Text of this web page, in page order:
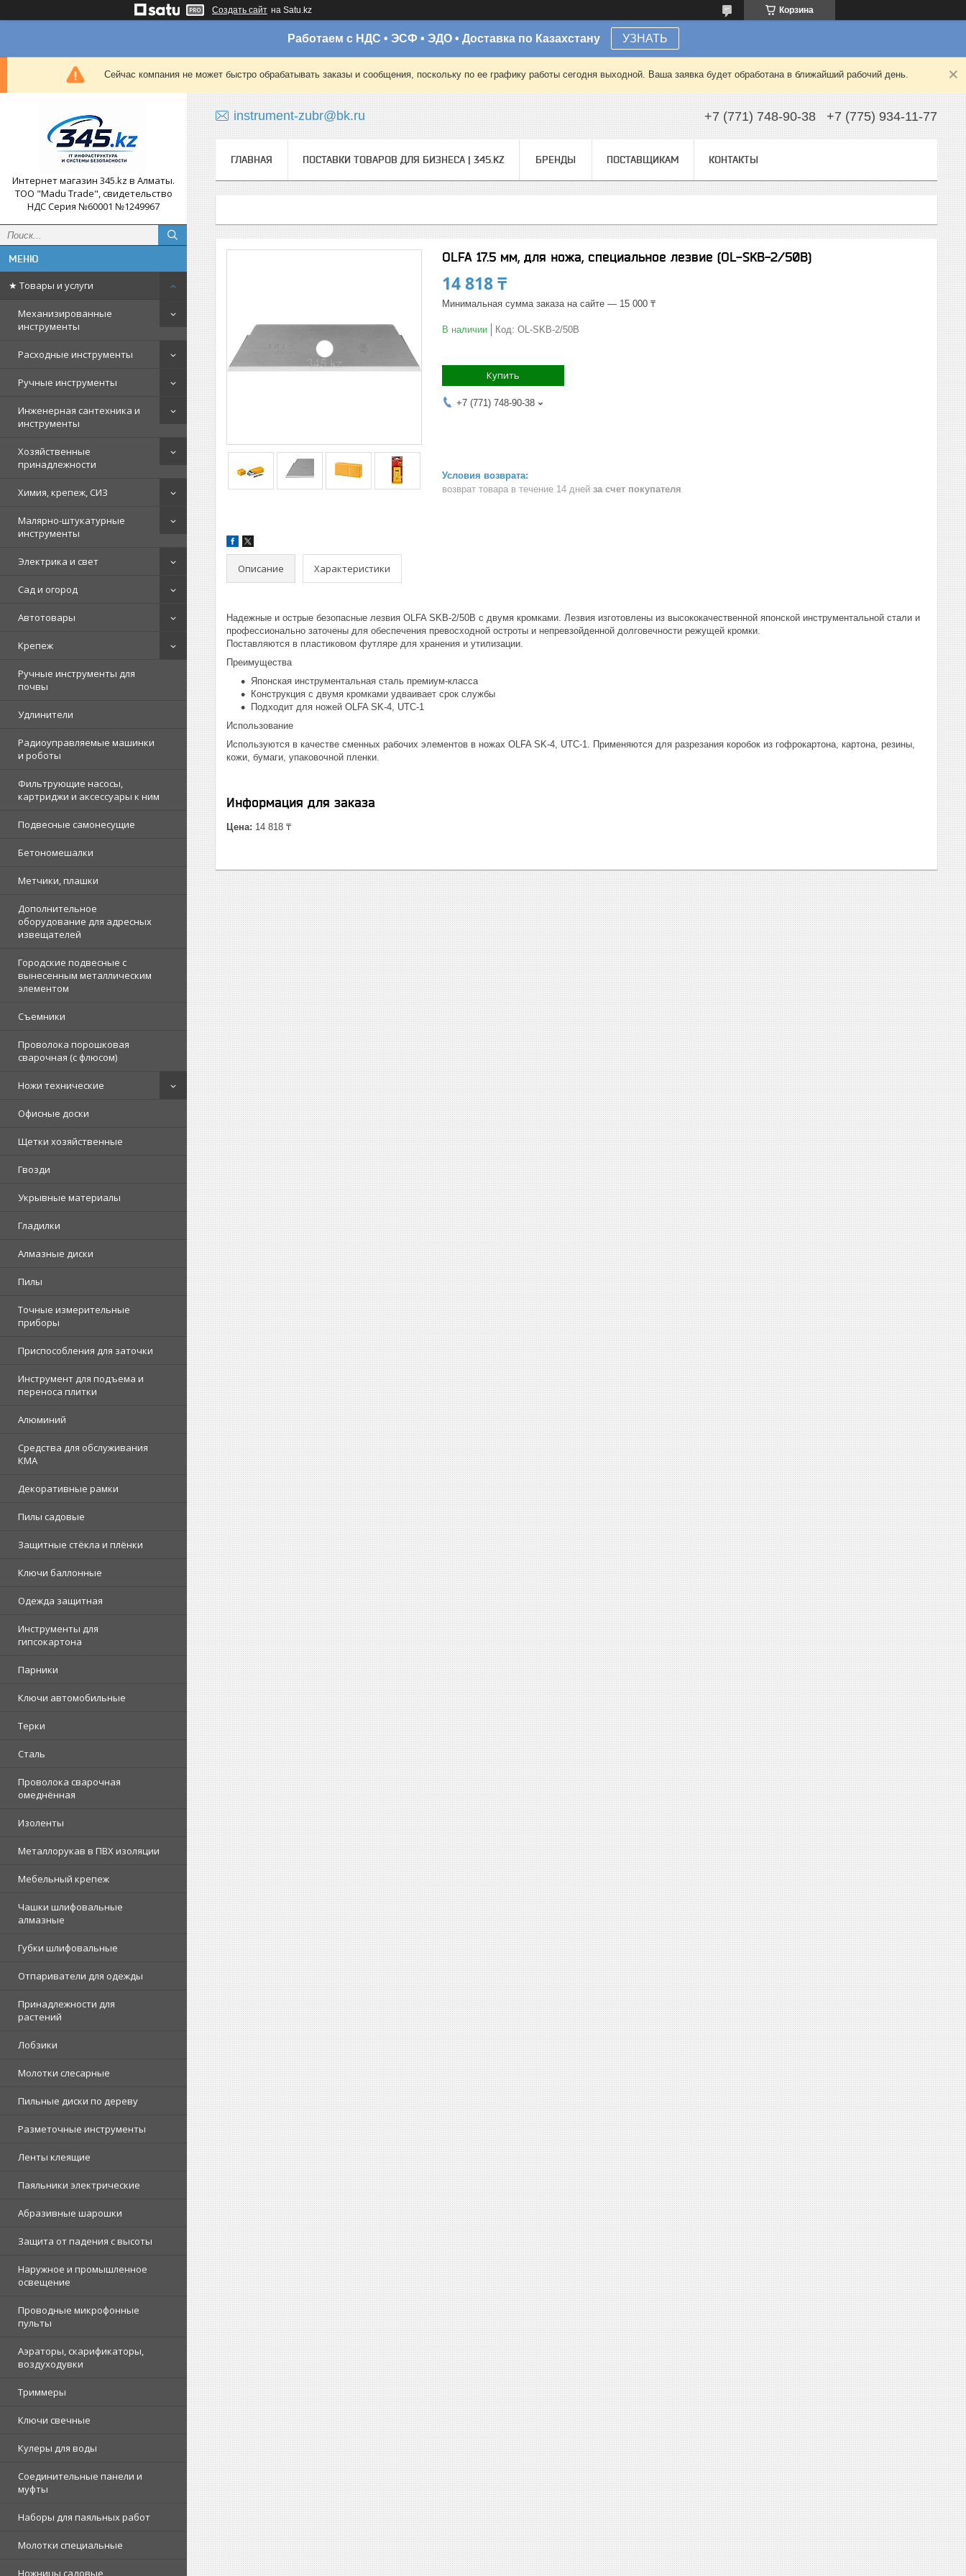
Создать сайт на Satu.kz Корзина
Работаем с НДС • ЭСФ • ЭДО • Доставка по Казахстану УЗНАТЬ
Сейчас компания не может быстро обрабатывать заказы и сообщения, поскольку по ее графику работы сегодня выходной. Ваша заявка будет обработана в ближайший рабочий день.
Интернет магазин 345.kz в Алматы.
ТОО "Madu Trade", свидетельство
НДС Серия №60001 №1249967
★ Товары и услуги
Механизированные
инструменты
Расходные инструменты
Ручные инструменты
Инженерная сантехника и
инструменты
Хозяйственные
принадлежности
Химия, крепеж, СИЗ
Малярно-штукатурные
инструменты
Электрика и свет
Сад и огород
Автотовары
Крепеж
Ручные инструменты для
почвы
Удлинители
Радиоуправляемые машинки
и роботы
Фильтрующие насосы,
картриджи и аксессуары к ним
Подвесные самонесущие
Бетономешалки
Метчики, плашки
Дополнительное
оборудование для адресных
извещателей
Городские подвесные с
вынесенным металлическим
элементом
Съемники
Проволока порошковая
сварочная (с флюсом)
Ножи технические
Офисные доски
Щетки хозяйственные
Гвозди
Укрывные материалы
Гладилки
Алмазные диски
Пилы
Точные измерительные
приборы
Приспособления для заточки
Инструмент для подъема и
переноса плитки
Алюминий
Средства для обслуживания
КМА
Декоративные рамки
Пилы садовые
Защитные стёкла и плёнки
Ключи баллонные
Одежда защитная
Инструменты для
гипсокартона
Парники
Ключи автомобильные
Терки
Сталь
Проволока сварочная
омеднённая
Изоленты
Металлорукав в ПВХ изоляции
Мебельный крепеж
Чашки шлифовальные
алмазные
Губки шлифовальные
Отпариватели для одежды
Принадлежности для
растений
Лобзики
Молотки слесарные
Пильные диски по дереву
Разметочные инструменты
Ленты клеящие
Паяльники электрические
Абразивные шарошки
Защита от падения с высоты
Наружное и промышленное
освещение
Проводные микрофонные
пульты
Аэраторы, скарификаторы,
воздуходувки
Триммеры
Ключи свечные
Кулеры для воды
Соединительные панели и
муфты
Наборы для паяльных работ
Молотки специальные
Ножницы садовые
instrument-zubr@bk.ru +7 (771) 748-90-38 +7 (775) 934-11-77
ГЛАВНАЯ ПОСТАВКИ ТОВАРОВ ДЛЯ БИЗНЕСА | 345.KZ БРЕНДЫ ПОСТАВЩИКАМ КОНТАКТЫ
OLFA 17.5 мм, для ножа, специальное лезвие (OL-SKB-2/50B)
14 818 ₸
Минимальная сумма заказа на сайте — 15 000 ₸
В наличии Код: OL-SKB-2/50B
Купить
+7 (771) 748-90-38
возврат товара в течение 14 дней за счет покупателя
Описание Характеристики
Надежные и острые безопасные лезвия OLFA SKB-2/50B с двумя кромками. Лезвия изготовлены из высококачественной японской инструментальной стали и
профессионально заточены для обеспечения превосходной остроты и непревзойденной долговечности режущей кромки.
Поставляются в пластиковом футляре для хранения и утилизации.
Преимущества
Японская инструментальная сталь премиум-класса
Конструкция с двумя кромками удваивает срок службы
Подходит для ножей OLFA SK-4, UTC-1
Использование
Используются в качестве сменных рабочих элементов в ножах OLFA SK-4, UTC-1. Применяются для разрезания коробок из гофрокартона, картона, резины,
кожи, бумаги, упаковочной пленки.
Информация для заказа
Цена: 14 818 ₸